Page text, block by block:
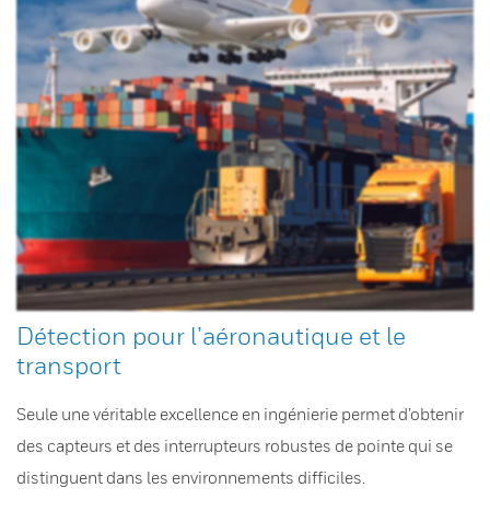
Détection pour l’aéronautique et le
transport
Seule une véritable excellence en ingénierie permet d’obtenir
des capteurs et des interrupteurs robustes de pointe qui se
distinguent dans les environnements difficiles.